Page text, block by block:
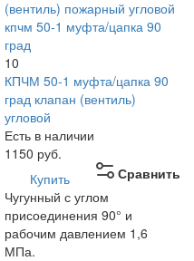
10
КПЧМ 50-1 муфта/цапка 90
град клапан (вентиль)
угловой
Есть в наличии
1150 руб.
Сравнить
Купить
Чугунный с углом
присоединения 90° и
рабочим давлением 1,6
МПа.